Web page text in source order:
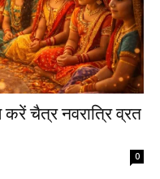
चैत्र नवरात्रि व्रत
0